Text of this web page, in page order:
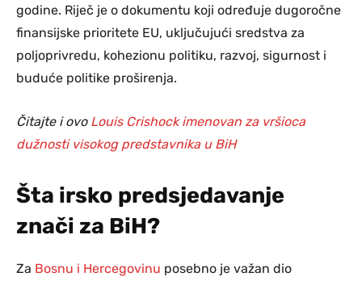
godine. Riječ je o dokumentu koji određuje dugoročne
finansijske prioritete EU, uključujući sredstva za
poljoprivredu, kohezionu politiku, razvoj, sigurnost i
buduće politike proširenja.
Čitajte i ovo Louis Crishock imenovan za vršioca
dužnosti visokog predstavnika u BiH
Šta irsko predsjedavanje
znači za BiH?
Za Bosnu i Hercegovinu posebno je važan dio